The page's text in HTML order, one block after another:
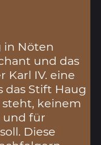
in Nöten
und das
Karl IV. eine
das Stift Haug
keinem
und für
Diese